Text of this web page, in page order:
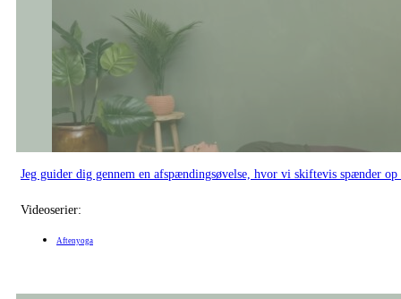
Jeg guider dig gennem en afspændingsøvelse, hvor vi skiftevis spænder
Videoserier:
Aftenyoga